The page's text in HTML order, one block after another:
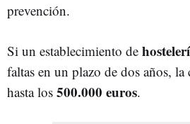
prevención.
Si un establecimiento de
faltas en un plazo de dos años, la
hasta los 500.000 euros.